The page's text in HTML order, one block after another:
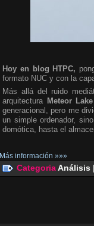
Hoy en blog HTPC,
formato NUC y con la
Más allá del ruido
arquitectura Meteor Lake
generacional, pero me
un simple ordenador,
domótica, hasta el
Más información »»»
CategoriaAnálisis